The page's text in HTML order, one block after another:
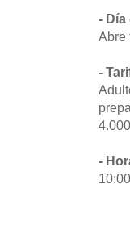
- Día
Abre
-
-